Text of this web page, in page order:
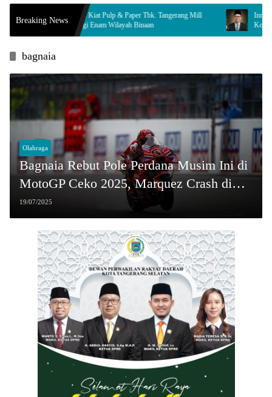
Breaking News
PT Indah Kiat Pulp & Paper Tbk. Tangerang Mill
Dampingi Enam Wilayah Binaan
Innalillahi, Legislator
Komisi ll Berduka
bagnaia
Olahraga
Bagnaia Rebut Pole Perdana Musim Ini di
MotoGP Ceko 2025, Marquez Crash di
Akhir Sesi
19/07/2025